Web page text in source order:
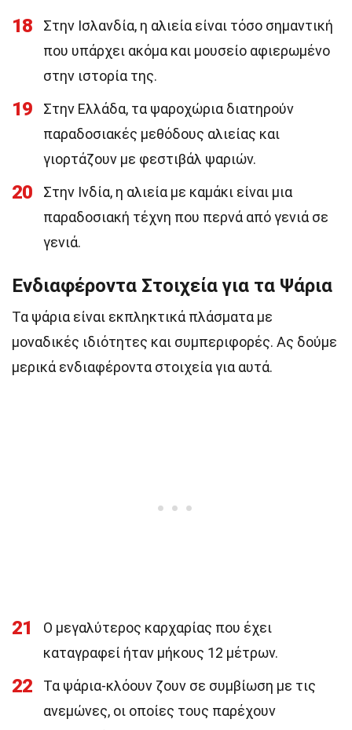
18
Στην Ισλανδία, η αλιεία είναι τόσο σημαντική
που υπάρχει ακόμα και μουσείο αφιερωμένο
στην ιστορία της.
19
Στην Ελλάδα, τα ψαροχώρια διατηρούν
παραδοσιακές μεθόδους αλιείας και
γιορτάζουν με φεστιβάλ ψαριών.
20
Στην Ινδία, η αλιεία με καμάκι είναι μια
παραδοσιακή τέχνη που περνά από γενιά σε
γενιά.
Ενδιαφέροντα Στοιχεία για τα Ψάρια
Τα ψάρια είναι εκπληκτικά πλάσματα με
μοναδικές ιδιότητες και συμπεριφορές. Ας δούμε
μερικά ενδιαφέροντα στοιχεία για αυτά.
21
Ο μεγαλύτερος καρχαρίας που έχει
καταγραφεί ήταν μήκους 12 μέτρων.
22
Τα ψάρια-κλόουν ζουν σε συμβίωση με τις
ανεμώνες, οι οποίες τους παρέχουν